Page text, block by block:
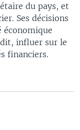
du pays, et
Ses décisions
influer sur le
financiers.